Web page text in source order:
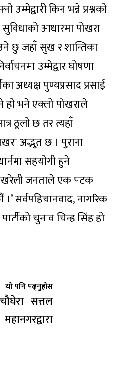
किन भन्ने प्रश्नको
सुविधाको आधारमा पोखरा
छु जहाँ सुख र शान्तिका
उम्मेद्वार घोषणा
अध्यक्ष पुण्यप्रसाद प्रसाई
हो भने एक्लो पोखराले
ठूलो छ तर त्यहाँ
अद्भुत छ । पुराना
सहयोगी हुने
जनताले एक पटक
सर्वपहिचानवाद, नागरिक
चुनाव चिन्ह सिंह हो
यो पनि पढ्नुहोस
सत्तल